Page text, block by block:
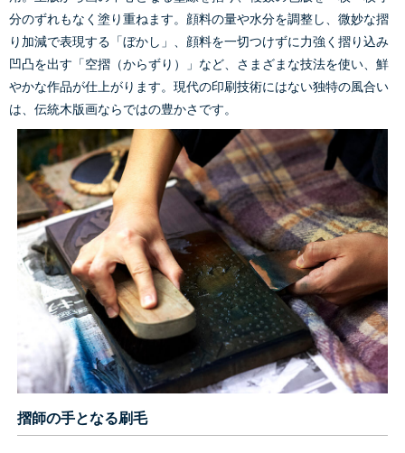
分のずれもなく塗り重ねます。顔料の量や水分を調整し、微妙な摺
り加減で表現する「ぼかし」、顔料を一切つけずに力強く摺り込み
凹凸を出す「空摺（からずり）」など、さまざまな技法を使い、鮮
やかな作品が仕上がります。現代の印刷技術にはない独特の風合い
は、伝統木版画ならではの豊かさです。
摺師の手となる刷毛